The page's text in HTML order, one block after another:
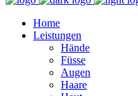
Home
Leistungen
Hände
Füsse
Augen
Haare